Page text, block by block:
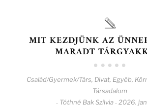
MIT KEZDJÜNK AZ
MARADT
Család/Gyermek/Társ, Divat, Egyéb,
Társadalom
- Tóthné Bak Szilvia - 2026.